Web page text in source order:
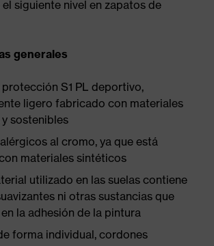
siguiente nivel en zapatos de
generales
S1 PL deportivo,
ligero fabricado con materiales
sostenibles
al cromo, ya que está
materiales sintéticos
utilizado en las suelas contiene
ni otras sustancias que
la adhesión de la pintura
forma individual, cordones